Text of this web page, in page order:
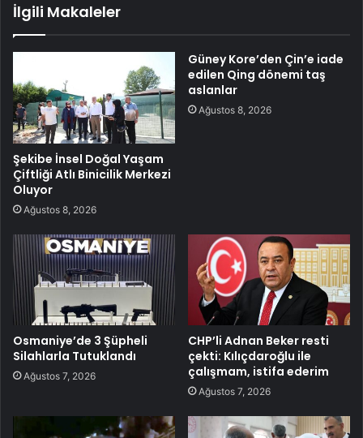
İlgili Makaleler
Şekibe İnsel Doğal Yaşam
Çiftliği Atlı Binicilik Merkezi
Oluyor
Ağustos 8, 2026
Güney Kore’den Çin’e iade
edilen Qing dönemi taş
aslanlar
Ağustos 8, 2026
Osmaniye’de 3 Şüpheli
Silahlarla Tutuklandı
Ağustos 7, 2026
CHP’li Adnan Beker resti
çekti: Kılıçdaroğlu ile
çalışmam, istifa ederim
Ağustos 7, 2026